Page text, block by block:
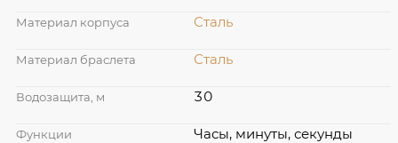
Материал корпуса Сталь
Материал браслета Сталь
Водозащита, м 30
Функции Часы, минуты, секунды